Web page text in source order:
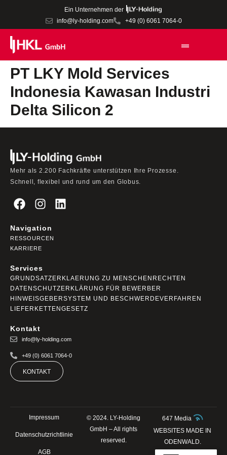
Ein Unternehmen der
info@ly-holding.com
+49 (0) 6061 7064-0
PT LKY Mold Services
Indonesia Kawasan Industri
Delta Silicon 2
Mehr als 2.200 Fachkräfte unterstützen Ihre Prozesse.
Schnell, flexibel und rund um den Globus.
Navigation
RESSOURCEN
KARRIERE
Services
GRUNDSATZERKLAERUNG ZU MENSCHENRECHTEN
DATENSCHUTZERKLÄRUNG FÜR BEWERBER
HINWEISGEBERSYSTEM UND BESCHWERDEVERFAHREN
LIEFERKETTENGESETZ
Kontakt
info@ly-holding.com
+49 (0) 6061 7064-0
KONTAKT
Impressum
Datenschutzrichtlinie
AGB
© 2024. LY-Holding
GmbH – All rights
reserved.
647 Media
WEBSITES MADE IN
ODENWALD.